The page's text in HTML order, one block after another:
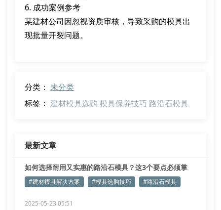
6. 成功案例参考
某建材公司因忽视资质审核，导致采购的模具出
现批量开裂问题。
分类： 未分类
标签： 建材模具选购 模具保养技巧 路沿石模具
最新文章
如何选择耐用又实惠的路沿石模具？这3个要点必须掌
握！
#建材模具解决方案 #模具选购技巧 #路沿石模具
2025-05-23 05:51